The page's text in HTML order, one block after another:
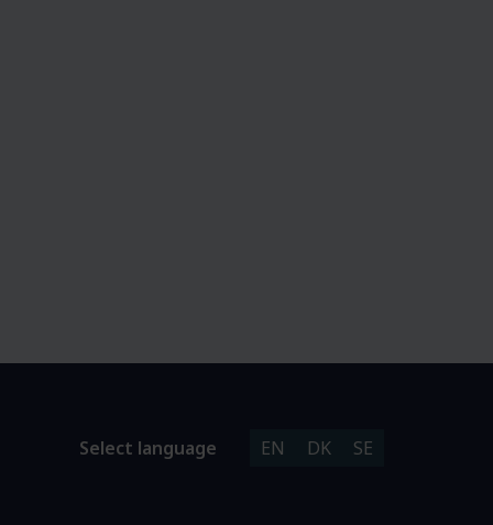
Select language EN DK SE